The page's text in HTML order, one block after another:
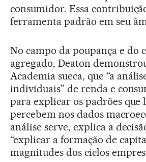
consumidor. Essa
ferramenta padrão em seu
No campo da poupança e do
agregado, Deaton
Academia sueca, que “a
individuais” de renda e
para explicar os padrões que
percebem nos dados
análise serve, explica a
“explicar a formação de
magnitudes dos ciclos